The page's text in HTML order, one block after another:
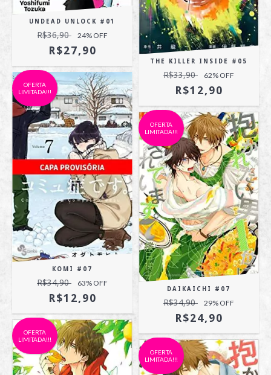
UNDEAD UNLOCK #01
R$36,90 24% OFF
R$27,90
THE KILLER INSIDE #05
R$33,90 62% OFF
R$12,90
OFERTA
LIMITADA!!!
KOMI #07
R$34,90 63% OFF
R$12,90
OFERTA
LIMITADA!!!
DAIKAICHI #07
R$34,90 29% OFF
R$24,90
OFERTA
LIMITADA!!!
OFERTA
LIMITADA!!!